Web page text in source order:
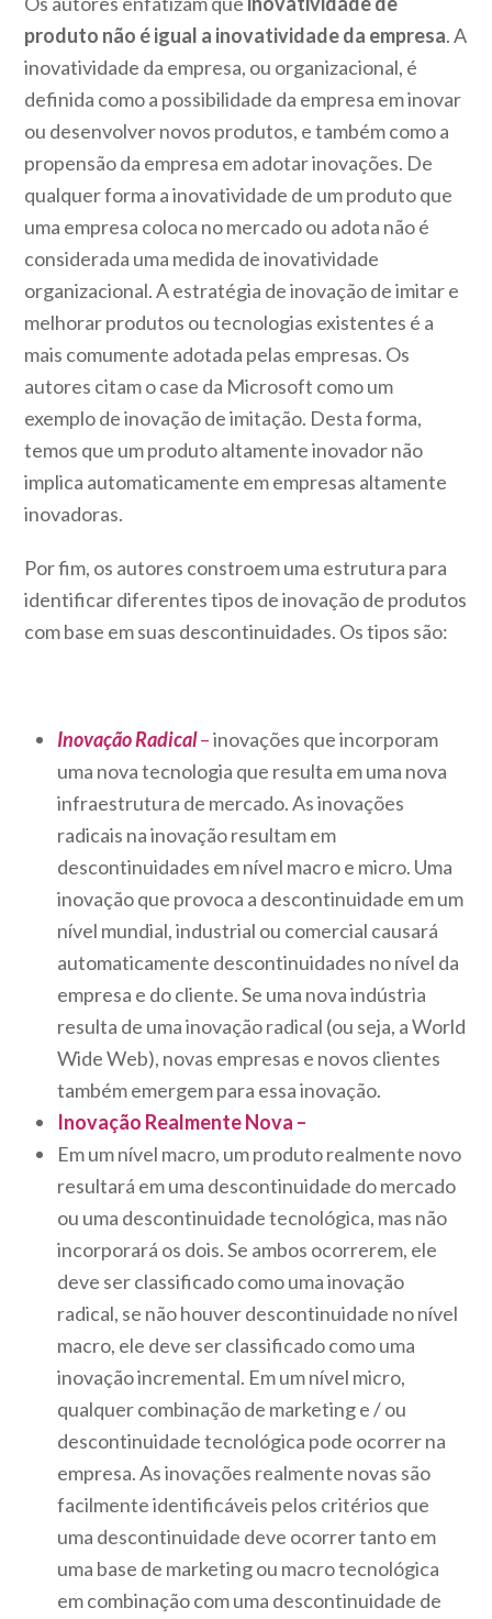
produto não é igual a inovatividade da empresa. A
inovatividade da empresa, ou organizacional, é
definida como a possibilidade da empresa em inovar
ou desenvolver novos produtos, e também como a
propensão da empresa em adotar inovações. De
qualquer forma a inovatividade de um produto que
uma empresa coloca no mercado ou adota não é
considerada uma medida de inovatividade
organizacional. A estratégia de inovação de imitar e
melhorar produtos ou tecnologias existentes é a
mais comumente adotada pelas empresas. Os
autores citam o case da Microsoft como um
exemplo de inovação de imitação. Desta forma,
temos que um produto altamente inovador não
implica automaticamente em empresas altamente
inovadoras.
Por fim, os autores constroem uma estrutura para
identificar diferentes tipos de inovação de produtos
com base em suas descontinuidades. Os tipos são:
Inovação Radical–inovações que incorporam
uma nova tecnologia que resulta em uma nova
infraestrutura de mercado. As inovações
radicais na inovação resultam em
descontinuidades em nível macro e micro. Uma
inovação que provoca a descontinuidade em um
nível mundial, industrial ou comercial causará
automaticamente descontinuidades no nível da
empresa e do cliente. Se uma nova indústria
resulta de uma inovação radical (ou seja, a World
Wide Web), novas empresas e novos clientes
também emergem para essa inovação.
Inovação Realmente Nova –
Em um nível macro, um produto realmente novo
resultará em uma descontinuidade do mercado
ou uma descontinuidade tecnológica, mas não
incorporará os dois. Se ambos ocorrerem, ele
deve ser classificado como uma inovação
radical, se não houver descontinuidade no nível
macro, ele deve ser classificado como uma
inovação incremental. Em um nível micro,
qualquer combinação de marketing e / ou
descontinuidade tecnológica pode ocorrer na
empresa. As inovações realmente novas são
facilmente identificáveis ​​pelos critérios que
uma descontinuidade deve ocorrer tanto em
uma base de marketing ou macro tecnológica
em combinação com uma descontinuidade de